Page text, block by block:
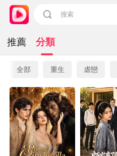
推薦 分類
全部 重生 虐戀